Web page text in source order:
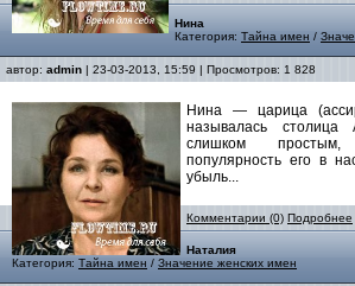
Нина
Категория: Тайна имен /
автор: admin | 23-03-2013, 15:59 | Просмотров: 1 828
Нина — царица
называлась столица
слишком
популярность его в
убыль...
Комментарии (0) Подробнее
Наталия
Категория: Тайна имен / Значение женских имен